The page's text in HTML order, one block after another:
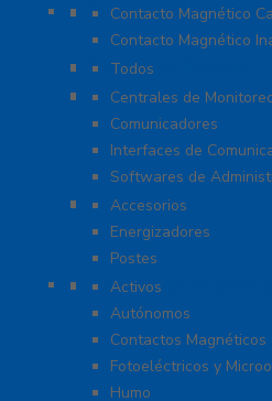
Contactos
Contacto Magnético
Contacto Magnético
Control de Acceso
Todos
Centrales de
Centrales de
Comunicadores
Interfaces de
Softwares de
Cercas
Accesorios
Energizadores
Postes
Detectores / Sensores
Activos
Autónomos
Contactos Magnéticos
Fotoeléctricos y
Humo